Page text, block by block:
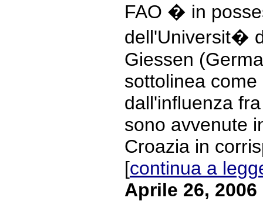
FAO � in
dell'Universit�
Giessen
sottolinea
dall'influenza
sono avvenute
Croazia in
[continua a
Aprile 26, 2006